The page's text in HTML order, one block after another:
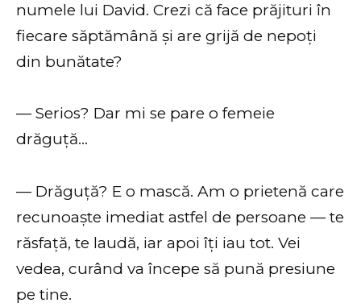
numele lui David. Crezi că face prăjituri în
fiecare săptămână și are grijă de nepoți
din bunătate?
— Serios? Dar mi se pare o femeie
drăguță…
— Drăguță? E o mască. Am o prietenă care
recunoaște imediat astfel de persoane — te
răsfață, te laudă, iar apoi îți iau tot. Vei
vedea, curând va începe să pună presiune
pe tine.